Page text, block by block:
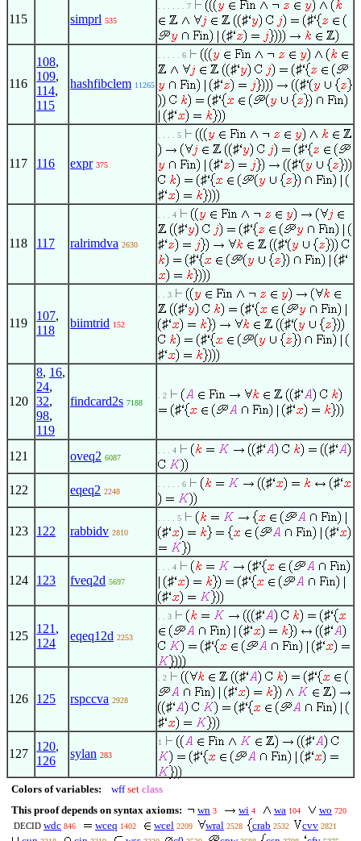
115 simprl 535
. . . . . . 7
♯
♯
♯
116
108,
109,
114,
115
hashfibclem 11265
. . . . . 6
♯
♯
♯
♯
♯
♯
117 116 expr 375
. . . . 5
♯
♯
♯
♯
♯
♯
118 117 ralrimdva 2630
. . . 4
♯
♯
♯
♯
♯
♯
119
107,
118
biimtrid 152
. . 3
♯
♯
♯
♯
♯
♯
120
8, 16,
24,
32,
98,
119
findcard2s 7188
. 2
♯
♯
♯
121 oveq2 6087
. . . 4 ♯ ♯
122 eqeq2 2248
. . . . . 6 ♯ ♯
123 122 rabbidv 2810
. . . . 5
♯ ♯
124 123 fveq2d 5697
. . . 4
♯
♯
♯
♯
125
121 ,
124
eqeq12d 2253
. . 3 ♯
♯
♯
♯
♯
♯
126 125 rspccva 2928
. 2 ♯
♯
♯
♯
♯
♯
127
120,
126
sylan 283
1
♯
♯
♯
Colors of variables: wff set class
This proof depends on syntax axioms:
wn 3 wi 4 wa 104 wo 720
DECID wdc 846 wceq 1402 wcel 2209 wral 2528 crab 2532 cvv 2821